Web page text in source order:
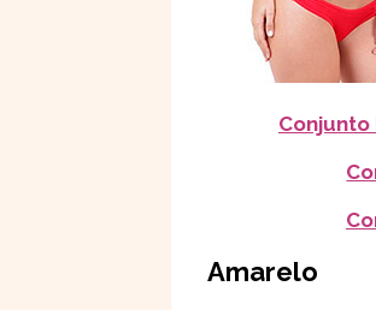
Conjunto
Amarelo